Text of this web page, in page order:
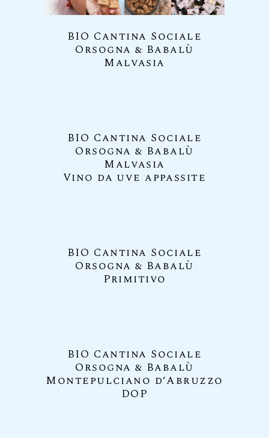
BIO Cantina Sociale
Orsogna & Babalù
Malvasia
BIO Cantina Sociale
Orsogna & Babalù
Malvasia
Vino da uve appassite
BIO Cantina Sociale
Orsogna & Babalù
Primitivo
BIO Cantina Sociale
Orsogna & Babalù
Montepulciano d’Abruzzo
DOP